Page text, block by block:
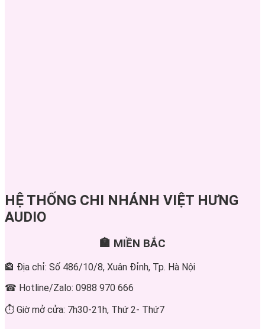
HỆ THỐNG CHI NHÁNH VIỆT HƯNG
AUDIO
🏣 MIỀN BẮC
🏤 Địa chỉ: Số 486/10/8, Xuân Đỉnh, Tp. Hà Nội
☎ Hotline/Zalo: 0988 970 666
⏱ Giờ mở cửa: 7h30-21h, Thứ 2- Thứ7